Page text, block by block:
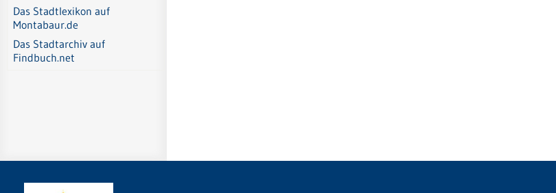
Das Stadtlexikon auf
Montabaur.de
Das Stadtarchiv auf
Findbuch.net